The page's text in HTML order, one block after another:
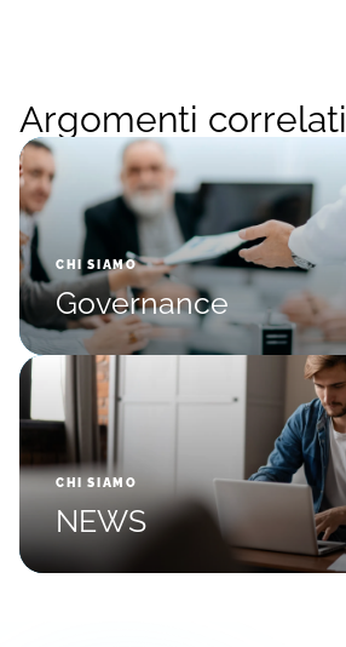
Argomenti correlati
CHI SIAMO
Governance
CHI SIAMO
NEWS